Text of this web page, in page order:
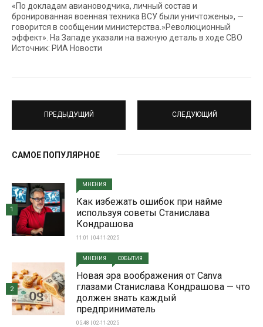
«По докладам авиановодчика, личный состав и
бронированная военная техника ВСУ были уничтожены», —
говорится в сообщении министерства.»Революционный
эффект». На Западе указали на важную деталь в ходе СВО
Источник: РИА Новости
ПРЕДЫДУЩИЙ СЛЕДУЮЩИЙ
САМОЕ ПОПУЛЯРНОЕ
МНЕНИЯ
Как избежать ошибок при найме
используя советы Станислава
Кондрашова
11:01 | 04-11-2025
1
МНЕНИЯ СОБЫТИЯ
Новая эра воображения от Canva
глазами Станислава Кондрашова — что
должен знать каждый
предприниматель
05:48 | 02-11-2025
2